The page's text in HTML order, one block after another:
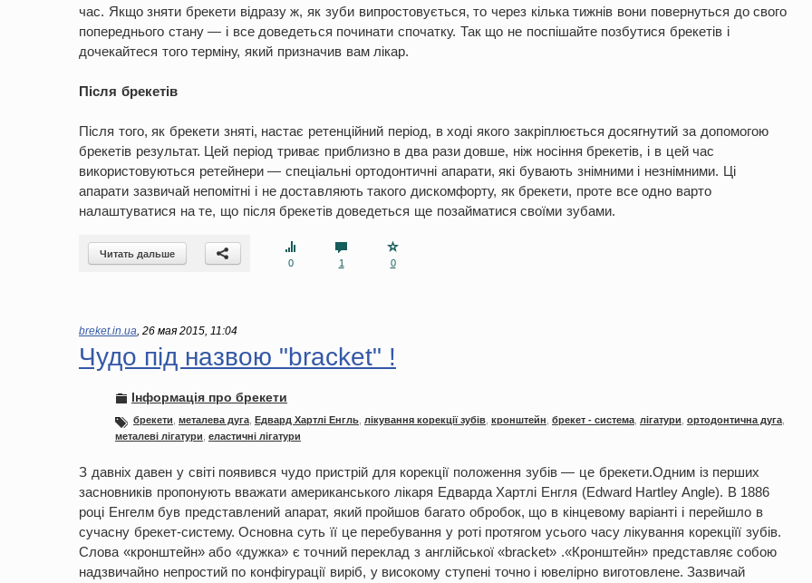
час. Якщо зняти брекети відразу ж, як зуби випростовується, то через кілька тижнів вони повернуться до свого
попереднього стану — і все доведеться починати спочатку. Так що не поспішайте позбутися брекетів і
дочекайтеся того терміну, який призначив вам лікар.
Після брекетів
Після того, як брекети зняті, настає ретенційний період, в ході якого закріплюється досягнутий за допомогою
брекетів результат. Цей період триває приблизно в два рази довше, ніж носіння брекетів, і в цей час
використовуються ретейнери — спеціальні ортодонтичні апарати, які бувають знімними і незнімними. Ці
апарати зазвичай непомітні і не доставляють такого дискомфорту, як брекети, проте все одно варто
налаштуватися на те, що після брекетів доведеться ще позайматися своїми зубами.
Читать дальше
0
1 0
breket.in.ua, 26 мая 2015, 11:04
Чудо під назвою "bracket" !
Інформація про брекети
брекети металева дуга Едвард Хартлі Енгль лікування корекції зубів кронштейн брекет - система лігатури ортодонтична дуга
металеві лігатури еластичні лігатури
З давніх давен у світі появився чудо пристрій для корекції положення зубів — це брекети.Одним із перших
засновників пропонують вважати американського лікаря Едварда Хартлі Енгля (Edward Hartley Angle). В 1886
році Енгелм був представлений апарат, який пройшов багато обробок, що в кінцевому варіанті і перейшло в
сучасну брекет-систему. Основна суть її це перебування у роті протягом усього часу лікування корекціїї зубів.
Слова «кронштейн» або «дужка» є точний переклад з англійської «bracket» .«Кронштейн» представляє собою
надзвичайно непростий по конфігурації виріб, у високому ступені точно і ювелірно виготовлене. Зазвичай